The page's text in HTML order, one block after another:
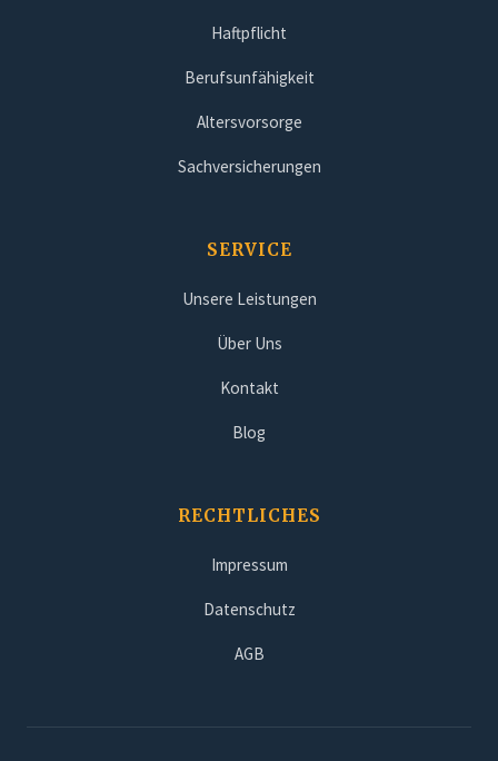
Haftpflicht
Berufsunfähigkeit
Altersvorsorge
Sachversicherungen
SERVICE
Unsere Leistungen
Über Uns
Kontakt
Blog
RECHTLICHES
Impressum
Datenschutz
AGB